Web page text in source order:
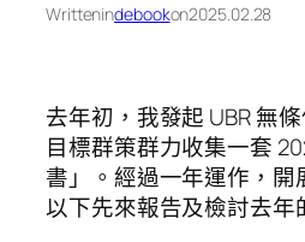
Writtenindebookon2025.02.28
去年初，我發起 UBR 無
目標群策群力收集一套
書」。經過一年運作，開
以下先來報告及檢討去年